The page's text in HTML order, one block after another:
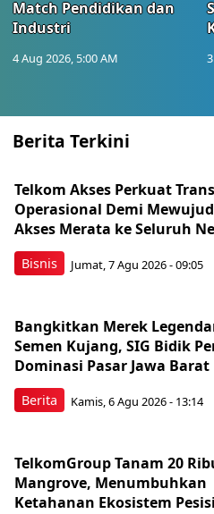
Match Pendidikan dan
Industri
4 Aug 2026, 5:00 AM
Berita Terkini
Bisnis
Telkom Akses Perkuat
Operasional Demi
Akses Merata ke Seluruh
Jumat, 7 Agu 2026 - 09:05
Berita
Bangkitkan Merek
Semen Kujang, SIG Bidik
Dominasi Pasar Jawa Barat
Kamis, 6 Agu 2026 - 13:14
TelkomGroup Tanam 20
Mangrove, Menumbuhkan
Ketahanan Ekosistem